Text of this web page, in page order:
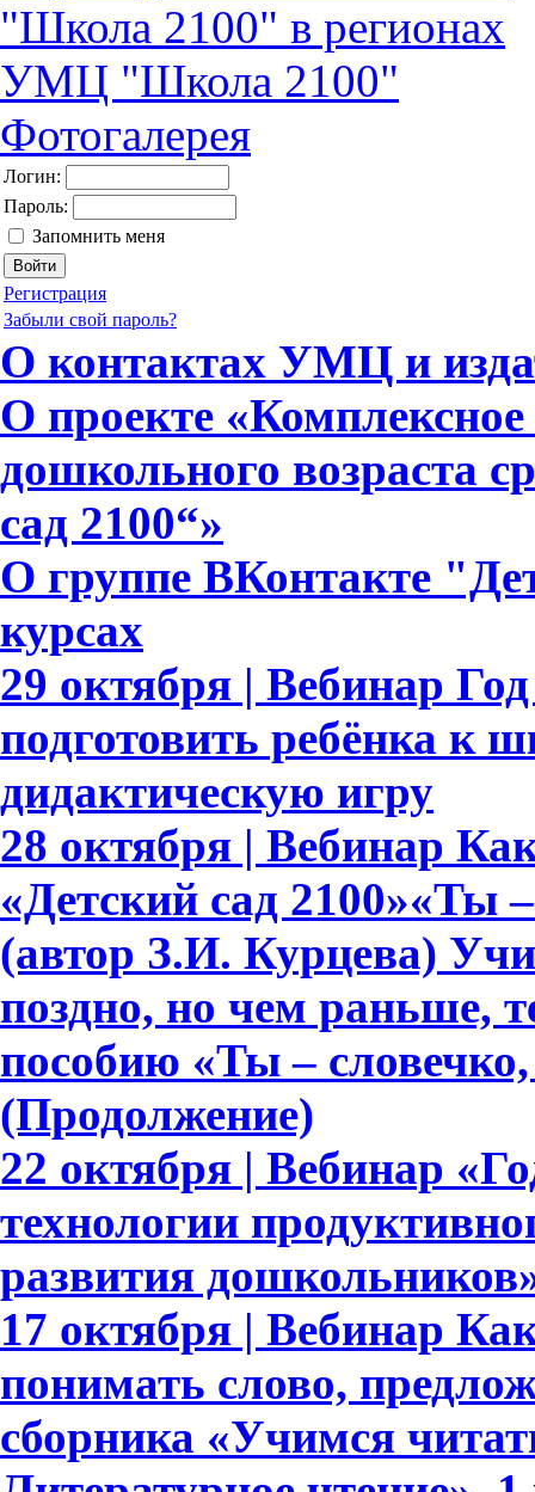
"Школа 2100" в регионах
УМЦ "Школа 2100"
Фотогалерея
Логин:
Пароль:
Запомнить меня
Регистрация
Забыли свой пароль?
О контактах УМЦ и
О проекте «Комплексное
дошкольного возраста
сад 2100“»
О группе ВКонтакте
курсах
29 октября | Вебинар
подготовить ребёнка к
дидактическую игру
28 октября | Вебинар
«Детский сад 2100»«Ты
(автор З.И. Курцева)
поздно, но чем раньше,
пособию «Ты –
(Продолжение)
22 октября | Вебинар
технологии
развития
17 октября | Вебинар
понимать слово,
сборника «Учимся